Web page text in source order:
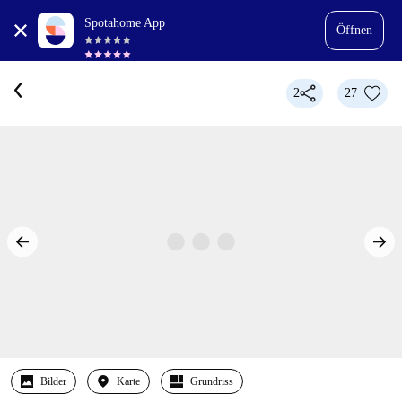
Spotahome App
Öffnen
2 27
Bilder Karte Grundriss